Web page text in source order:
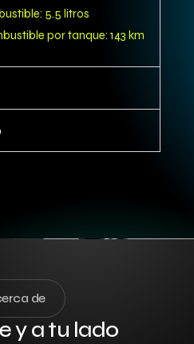
5.5 litros
por tanque: 143 km
de
y a tu lado